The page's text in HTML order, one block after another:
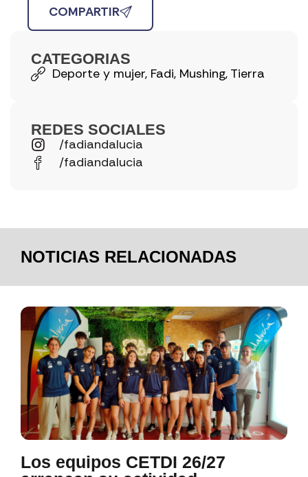
COMPARTIR
CATEGORIAS
Deporte y mujer, Fadi, Mushing, Tierra
REDES SOCIALES
/fadiandalucia
/fadiandalucia
NOTICIAS RELACIONADAS
Los equipos CETDI 26/27